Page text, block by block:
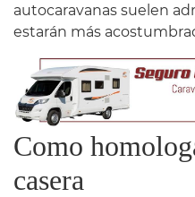
autocaravanas suelen
estarán más
Como
casera